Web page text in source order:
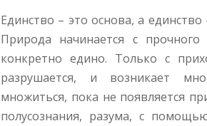
Единство – это основа, а
Природа начинается с
конкретно едино. Только с
разрушается, и возникает
множиться, пока не появляется
полусознания, разума, с